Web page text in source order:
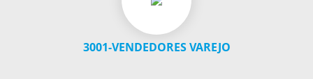
3001-VENDEDORES VAREJO